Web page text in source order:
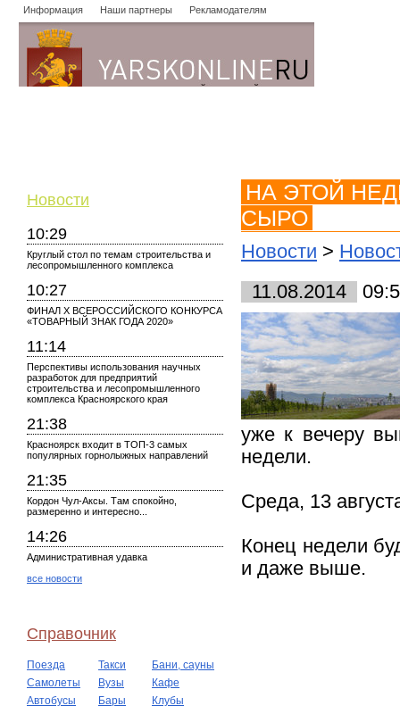
Информация Наши партнеры Рекламодателям
Новости
10:29
Круглый стол по темам строительства и
лесопромышленного комплекса
10:27
ФИНАЛ X ВСЕРОССИЙСКОГО КОНКУРСА
«ТОВАРНЫЙ ЗНАК ГОДА 2020»
11:14
Перспективы использования научных
разработок для предприятий
строительства и лесопромышленного
комплекса Красноярского края
21:38
Красноярск входит в ТОП-3 самых
популярных горнолыжных направлений
21:35
Кордон Чул-Аксы. Там спокойно,
размеренно и интересно...
14:26
Административная удавка
все новости
Справочник
Поезда Такси
Бани, сауны
Самолеты
Вузы
Кафе
Автобусы
Бары Клубы
НА ЭТОЙ
СЫРО
Новости >
11.08.2014
уже к вечеру
недели.
Среда, 13
Конец недели
и даже выше.